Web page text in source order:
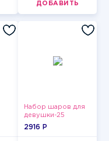
ДОБАВИТЬ
Набор шаров для
девушки-25
2916 P